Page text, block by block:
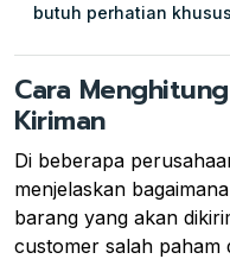
butuh perhatian khusus
Cara
Kiriman
Di beberapa
menjelaskan
barang yang akan
customer salah paham